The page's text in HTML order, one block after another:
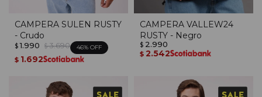
CAMPERA SULEN RUSTY
- Crudo
$ 1.990 $ 3.690 46
$ 1.692
CAMPERA VALLEW24
RUSTY - Negro
$ 2.990
$ 2.542